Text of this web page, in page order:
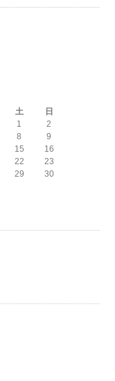
土
日
1
2
8
9
15
16
22
23
29
30